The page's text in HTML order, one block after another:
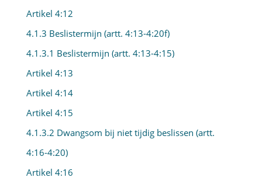
Artikel 4:12
4.1.3 Beslistermijn (artt. 4:13-4:20f)
4.1.3.1 Beslistermijn (artt. 4:13-4:15)
Artikel 4:13
Artikel 4:14
Artikel 4:15
4.1.3.2 Dwangsom bij niet tijdig beslissen (artt.
4:16-4:20)
Artikel 4:16